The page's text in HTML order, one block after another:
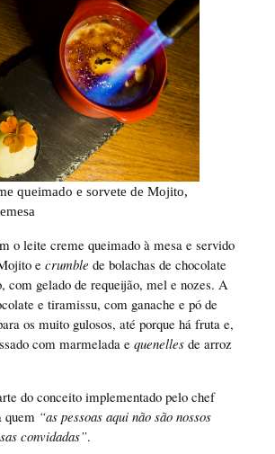
queimado e sorvete de Mojito,
o leite creme queimado à mesa e servido
e crumble de bolachas de chocolate
com gelado de requeijão, mel e nozes. A
e tiramissu, com ganache e pó de
os muito gulosos, até porque há fruta e,
com marmelada e quenellesde arroz
do conceito implementado pelo chef
quem “as pessoas aqui não são nossos
convidadas”.